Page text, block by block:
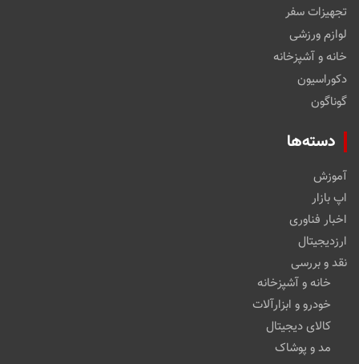
تجهیزات سفر
لوازم ورزشی
خانه و آشپزخانه
دکوراسیون
گوناگون
دسته‌ها
آموزش
اپ بازار
اخبار فناوری
ارزدیجیتال
نقد و بررسی
خانه و آشپزخانه
خودرو و ابزارآلات
کالای دیجیتال
مد و پوشاک